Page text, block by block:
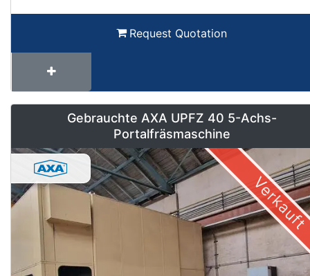
Request Quotation
Gebrauchte AXA UPFZ 40 5-Achs-
Portalfräsmaschine
Verkauft